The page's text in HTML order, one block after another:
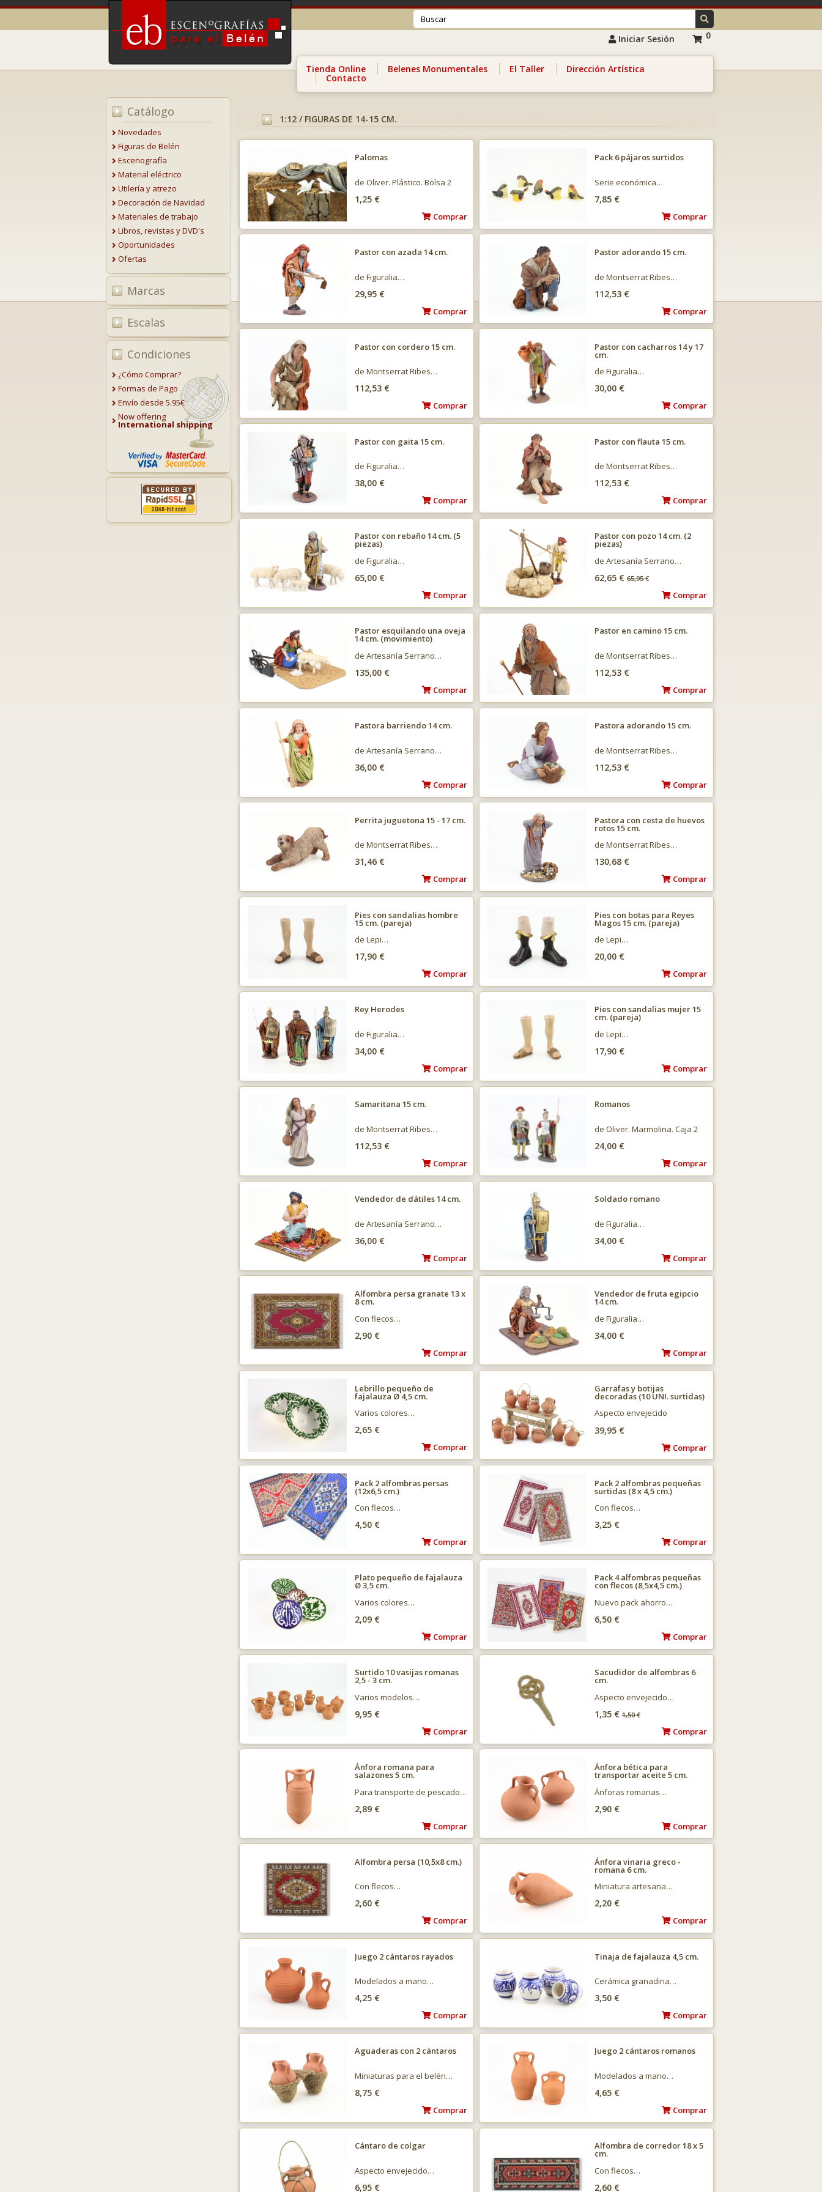
Iniciar Sesión 0
Tienda Online Belenes Monumentales El Taller Dirección Artística
Contacto
Catálogo
Novedades
Figuras de Belén
Escenografía
Material eléctrico
Utilería y atrezo
Decoración de Navidad
Materiales de trabajo
Libros, revistas y DVD's
Oportunidades
Ofertas
Marcas
Escalas
Condiciones
¿Cómo Comprar?
Formas de Pago
Envío desde 5.95€
Now offering
International shipping
1:12 / FIGURAS DE 14-15 CM.
Pack 6 pájaros surtidos
Serie económica…
7,85 €
Comprar
Palomas
de Oliver. Plástico. Bolsa 2
1,25 €
Comprar
Pastor adorando 15 cm.
de Montserrat Ribes…
112,53 €
Comprar
Pastor con azada 14 cm.
de Figuralia…
29,95 €
Comprar
Pastor con cacharros 14 y 17
cm.
de Figuralia…
30,00 €
Comprar
Pastor con cordero 15 cm.
de Montserrat Ribes…
112,53 €
Comprar
Pastor con flauta 15 cm.
de Montserrat Ribes…
112,53 €
Comprar
Pastor con gaita 15 cm.
de Figuralia…
38,00 €
Comprar
Pastor con pozo 14 cm. (2
piezas)
de Artesanía Serrano…
62,65 € 65,95€
Comprar
Pastor con rebaño 14 cm. (5
piezas)
de Figuralia…
65,00 €
Comprar
Pastor en camino 15 cm.
de Montserrat Ribes…
112,53 €
Comprar
Pastor esquilando una oveja
14 cm. (movimiento)
de Artesanía Serrano…
135,00 €
Comprar
Pastora adorando 15 cm.
de Montserrat Ribes…
112,53 €
Comprar
Pastora barriendo 14 cm.
de Artesanía Serrano…
36,00 €
Comprar
Pastora con cesta de huevos
rotos 15 cm.
de Montserrat Ribes…
130,68 €
Comprar
Perrita juguetona 15 - 17 cm.
de Montserrat Ribes…
31,46 €
Comprar
Pies con botas para Reyes
Magos 15 cm. (pareja)
de Lepi…
20,00 €
Comprar
Pies con sandalias hombre
15 cm. (pareja)
de Lepi…
17,90 €
Comprar
Pies con sandalias mujer 15
cm. (pareja)
de Lepi…
17,90 €
Comprar
Rey Herodes
de Figuralia…
34,00 €
Comprar
Romanos
de Oliver. Marmolina. Caja 2
24,00 €
Comprar
Samaritana 15 cm.
de Montserrat Ribes…
112,53 €
Comprar
Soldado romano
de Figuralia…
34,00 €
Comprar
Vendedor de dátiles 14 cm.
de Artesanía Serrano…
36,00 €
Comprar
Vendedor de fruta egipcio
14 cm.
de Figuralia…
34,00 €
Comprar
Alfombra persa granate 13 x
8 cm.
Con flecos…
2,90 €
Comprar
Garrafas y botijas
decoradas (10 UNI. surtidas)
Aspecto envejecido
39,95 €
Comprar
Lebrillo pequeño de
fajalauza Ø 4,5 cm.
Varios colores…
2,65 €
Comprar
Pack 2 alfombras pequeñas
surtidas (8 x 4,5 cm.)
Con flecos…
3,25 €
Comprar
Pack 2 alfombras persas
(12x6,5 cm.)
Con flecos…
4,50 €
Comprar
Pack 4 alfombras pequeñas
con flecos (8,5x4,5 cm.)
Nuevo pack ahorro…
6,50 €
Comprar
Plato pequeño de fajalauza
Ø 3,5 cm.
Varios colores…
2,09 €
Comprar
Sacudidor de alfombras 6
cm.
Aspecto envejecido…
1,35 € 1,50€
Comprar
Surtido 10 vasijas romanas
2,5 - 3 cm.
Varios modelos…
9,95 €
Comprar
Ánfora bética para
transportar aceite 5 cm.
Ánforas romanas…
2,90 €
Comprar
Ánfora romana para
salazones 5 cm.
Para transporte de pescado…
2,89 €
Comprar
Ánfora vinaria greco -
romana 6 cm.
Miniatura artesana…
2,20 €
Comprar
Alfombra persa (10,5x8 cm.)
Con flecos…
2,60 €
Comprar
Tinaja de fajalauza 4,5 cm.
Cerámica granadina…
3,50 €
Comprar
Juego 2 cántaros rayados
Modelados a mano…
4,25 €
Comprar
Juego 2 cántaros romanos
Modelados a mano…
4,65 €
Comprar
Aguaderas con 2 cántaros
Miniaturas para el belén…
8,75 €
Comprar
Alfombra de corredor 18 x 5
cm.
Con flecos…
2,60 €
Cántaro de colgar
Aspecto envejecido…
6,95 €